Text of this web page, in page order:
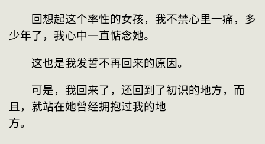
回想起这个率性的女孩，我不禁心里一痛，多
少年了，我心中一直惦念她。
这也是我发誓不再回来的原因。
可是，我回来了，还回到了初识的地方，而
且，就站在她曾经拥抱过我的地
方。